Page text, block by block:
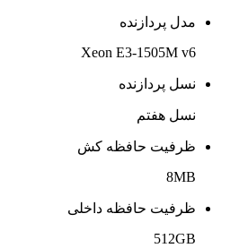
مدل پردازنده
Xeon E3-1505M v6
نسل پردازنده
نسل هفتم
ظرفیت حافظه کش
8MB
ظرفیت حافظه داخلی
512GB